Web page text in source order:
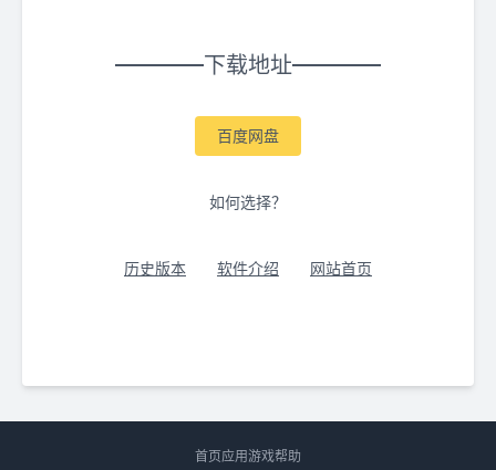
下载地址
百度网盘
如何选择？
历史版本 软件介绍 网站首页
首页应用游戏帮助